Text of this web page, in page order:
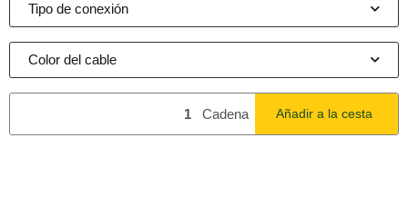
Tipo de conexión
Color del cable
Cadena Añadir a la cesta